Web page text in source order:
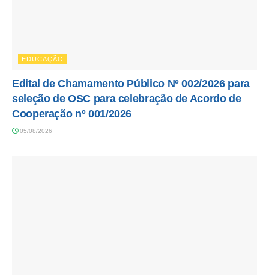
EDUCAÇÃO
Edital de Chamamento Público Nº 002/2026 para
seleção de OSC para celebração de Acordo de
Cooperação nº 001/2026
05/08/2026